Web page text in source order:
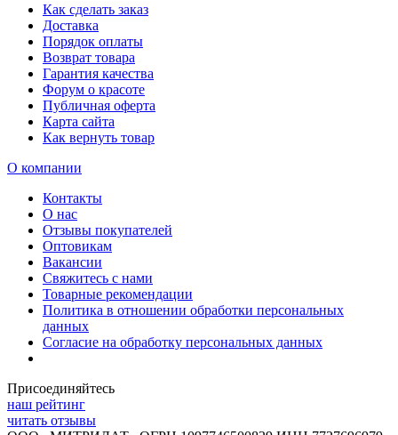
Как сделать заказ
Доставка
Порядок оплаты
Возврат товара
Гарантия качества
Форум о красоте
Публичная оферта
Карта сайта
Как вернуть товар
О компании
Контакты
О нас
Отзывы покупателей
Оптовикам
Вакансии
Свяжитесь с нами
Товарные рекомендации
Политика в отношении обработки персональных
данных
Согласие на обработку персональных данных
Присоединяйтесь
наш рейтинг
читать отзывы